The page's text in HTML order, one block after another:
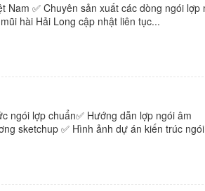
✅ Chuyên sản xuất các dòng ngói lợp
hài Hải Long cập nhật liên tục...
ngói lợp chuẩn✅ Hướng dẫn lợp ngói âm
sketchup ✅ Hình ảnh dự án kiến trúc ngói